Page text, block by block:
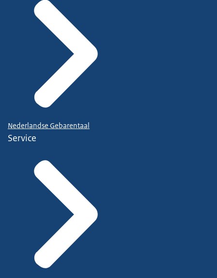
Nederlandse Gebarentaal
Service